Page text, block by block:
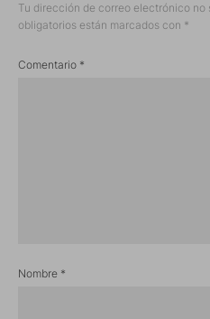
Tu dirección de correo electrónico no
obligatorios están marcados con *
Comentario *
Nombre *